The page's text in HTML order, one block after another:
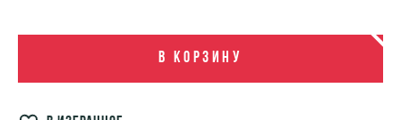
В корзину